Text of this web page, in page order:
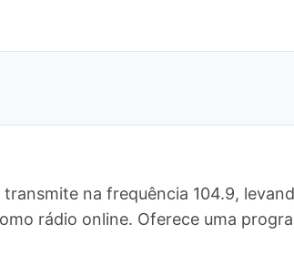
na frequência 104.9,
rádio online. Oferece uma